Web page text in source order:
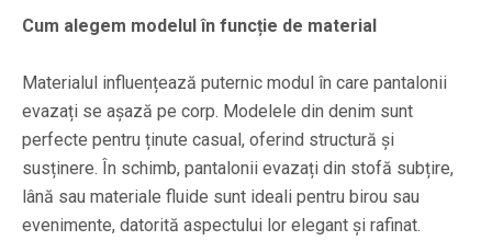
Cum alegem modelul în funcție de material
Materialul influențează puternic modul în care pantalonii
evazați se așază pe corp. Modelele din denim sunt
perfecte pentru ținute casual, oferind structură și
susținere. În schimb, pantalonii evazați din stofă subțire,
lână sau materiale fluide sunt ideali pentru birou sau
evenimente, datorită aspectului lor elegant și rafinat.